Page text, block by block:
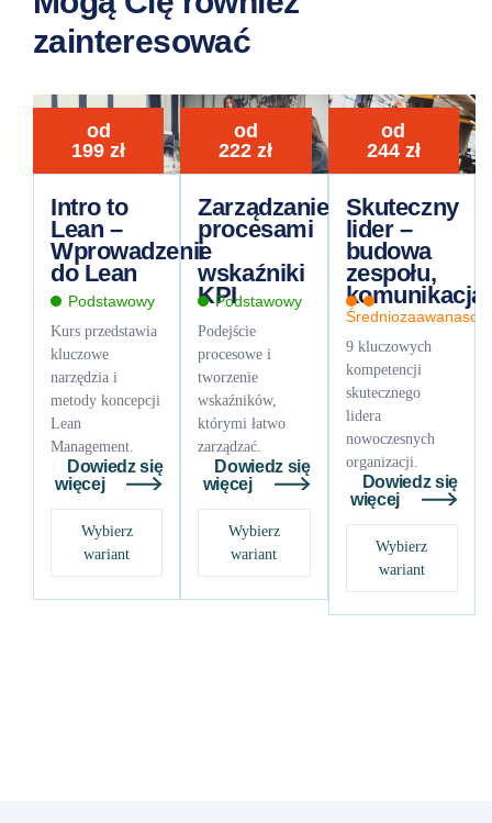
zainteresować
od
199zł
Intro to
Lean –
Wprowadzenie
do Lean
Podstawowy
Kurs przedstawia
kluczowe
narzędzia i
metody koncepcji
Lean
Management.
Dowiedz się
więcej
Wybierz
wariant
od
222zł
Zarządzanie
procesami
i
wskaźniki
KPIPodstawowy
Podejście
procesowe i
tworzenie
wskaźników,
którymi łatwo
zarządzać.
Dowiedz się
więcej
Wybierz
wariant
od
244 zł
Skuteczny
lider –
budowa
zespołu,
komunikacja
9 kluczowych
kompetencji
skutecznego
lidera
nowoczesnych
organizacji.
Dowiedz się
więcej
Wybierz
wariant